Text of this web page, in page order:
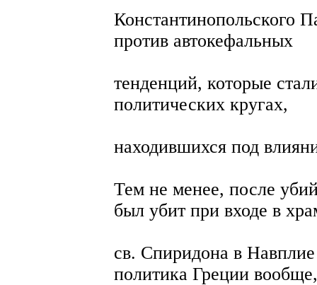
Константинопольского
против автокефальных
тенденций, которые
политических кругах,
находившихся под
Тем не менее, после
был убит при входе в
св. Спиридона в Навплие
политика Греции вообще,